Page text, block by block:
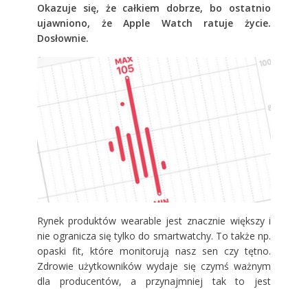
Okazuje się, że całkiem dobrze, bo ostatnio
ujawniono, że Apple Watch ratuje życie.
Dosłownie.
Rynek produktów wearable jest znacznie większy i
nie ogranicza się tylko do smartwatchy. To także np.
opaski fit, które monitorują nasz sen czy tętno.
Zdrowie użytkowników wydaje się czymś ważnym
dla producentów, a przynajmniej tak to jest